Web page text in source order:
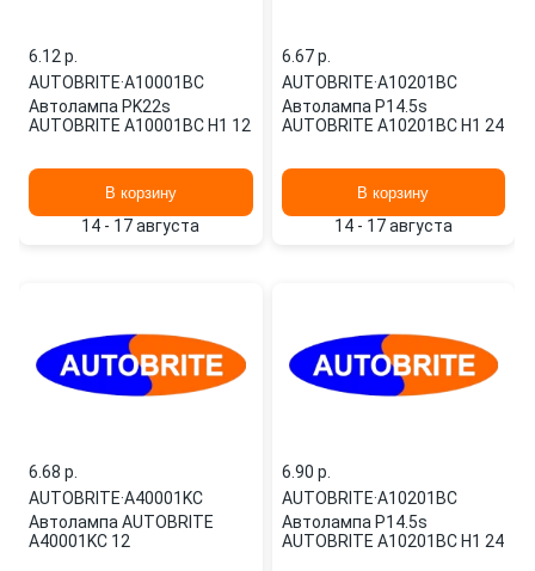
6.12 p.
AUTOBRITE·A10001BC
Автолампа PK22s
AUTOBRITE A10001BC H1 12
В корзину
14 - 17 августа
6.67 p.
AUTOBRITE·A10201BC
Автолампа P14.5s
AUTOBRITE A10201BC H1 24
В корзину
14 - 17 августа
6.68 p.
AUTOBRITE·A40001KC
Автолампа AUTOBRITE
A40001KC 12
6.90 p.
AUTOBRITE·A10201BC
Автолампа P14.5s
AUTOBRITE A10201BC H1 24